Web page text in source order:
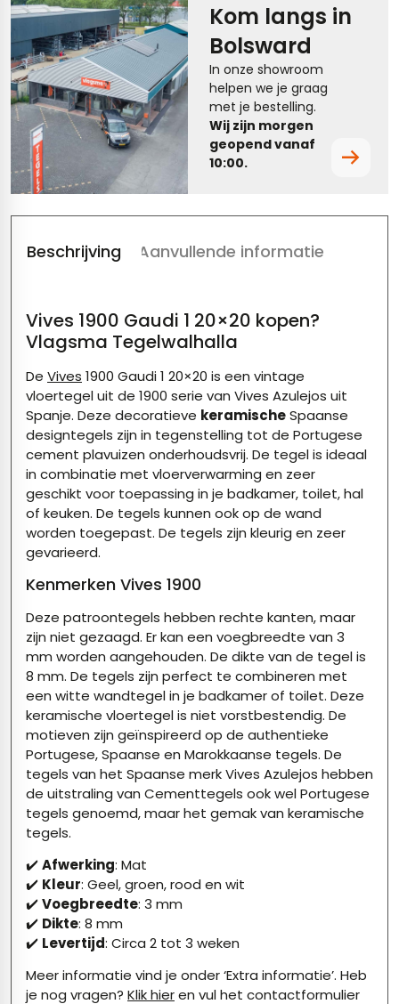
Kom langs in
Bolsward
In onze showroom
helpen we je graag
met je bestelling.
Wij zijn morgen
geopend vanaf
10:00.
Beschrijving Aanvullende informatie
Vives 1900 Gaudi 1 20×20 kopen?
Vlagsma Tegelwalhalla
De Vives 1900 Gaudi 1 20×20 is een vintage
vloertegel uit de 1900 serie van Vives Azulejos uit
Spanje. Deze decoratieve keramischeSpaanse
designtegels zijn in tegenstelling tot de Portugese
cement plavuizen onderhoudsvrij. De tegel is ideaal
in combinatie met vloerverwarming en zeer
geschikt voor toepassing in je badkamer, toilet, hal
of keuken. De tegels kunnen ook op de wand
worden toegepast. De tegels zijn kleurig en zeer
gevarieerd.
Kenmerken Vives 1900
Deze patroontegels hebben rechte kanten, maar
zijn niet gezaagd. Er kan een voegbreedte van 3
mm worden aangehouden. De dikte van de tegel is
8 mm. De tegels zijn perfect te combineren met
een witte wandtegel in je badkamer of toilet. Deze
keramische vloertegel is niet vorstbestendig. De
motieven zijn geïnspireerd op de authentieke
Portugese, Spaanse en Marokkaanse tegels. De
tegels van het Spaanse merk Vives Azulejos hebben
de uitstraling van Cementtegels ook wel Portugese
tegels genoemd, maar het gemak van keramische
tegels.
✔️Afwerking: Mat
✔️ Kleur: Geel, groen, rood en wit
✔️Voegbreedte: 3 mm
✔️ Dikte: 8 mm
✔️ Levertijd: Circa 2 tot 3 weken
Meer informatie vind je onder ‘Extra informatie’. Heb
je nog vragen? Klik hieren vul het contactformulier